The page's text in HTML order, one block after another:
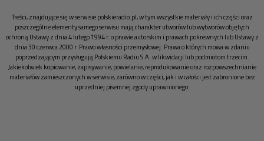
Treści, znajdujące się w serwisie polskieradio.pl, w tym wszystkie materiały i ich części oraz
poszczególne elementy samego serwisu mają charakter utworów lub wytworów objętych
ochroną Ustawy z dnia 4 lutego 1994 r. o prawie autorskim i prawach pokrewnych lub Ustawy z
dnia 30 czerwca 2000 r. Prawo własności przemysłowej. Prawa o których mowa w zdaniu
poprzedzającym przysługują Polskiemu Radiu S.A. w likwidacji lub podmiotom trzecim.
Jakiekolwiek kopiowanie, zapisywanie, powielanie, reprodukowanie oraz rozpowszechnianie
materiałów zamieszczonych w serwisie, zarówno w części, jak i w całości jest zabronione bez
uprzedniej pisemnej zgody uprawnionego.